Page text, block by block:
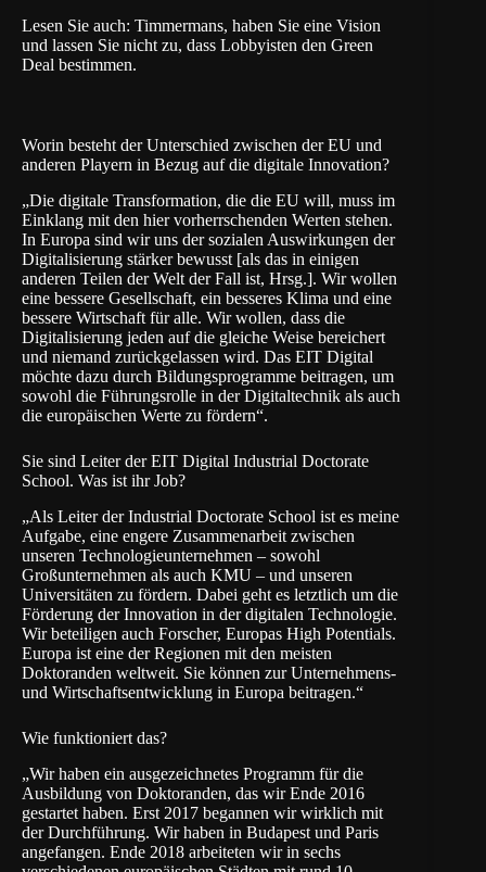
Lesen Sie auch: Timmermans, haben Sie eine Vision
und lassen Sie nicht zu, dass Lobbyisten den Green
Deal bestimmen.
Worin besteht der Unterschied zwischen der EU und
anderen Playern in Bezug auf die digitale Innovation?
„Die digitale Transformation, die die EU will, muss im
Einklang mit den hier vorherrschenden Werten stehen.
In Europa sind wir uns der sozialen Auswirkungen der
Digitalisierung stärker bewusst [als das in einigen
anderen Teilen der Welt der Fall ist, Hrsg.]. Wir wollen
eine bessere Gesellschaft, ein besseres Klima und eine
bessere Wirtschaft für alle. Wir wollen, dass die
Digitalisierung jeden auf die gleiche Weise bereichert
und niemand zurückgelassen wird. Das EIT Digital
möchte dazu durch Bildungsprogramme beitragen, um
sowohl die Führungsrolle in der Digitaltechnik als auch
die europäischen Werte zu fördern“.
Sie sind Leiter der EIT Digital Industrial Doctorate
School. Was ist ihr Job?
„Als Leiter der Industrial Doctorate School ist es meine
Aufgabe, eine engere Zusammenarbeit zwischen
unseren Technologieunternehmen – sowohl
Großunternehmen als auch KMU – und unseren
Universitäten zu fördern. Dabei geht es letztlich um die
Förderung der Innovation in der digitalen Technologie.
Wir beteiligen auch Forscher, Europas High Potentials.
Europa ist eine der Regionen mit den meisten
Doktoranden weltweit. Sie können zur Unternehmens-
und Wirtschaftsentwicklung in Europa beitragen.“
Wie funktioniert das?
„Wir haben ein ausgezeichnetes Programm für die
Ausbildung von Doktoranden, das wir Ende 2016
gestartet haben. Erst 2017 begannen wir wirklich mit
der Durchführung. Wir haben in Budapest und Paris
angefangen. Ende 2018 arbeiteten wir in sechs